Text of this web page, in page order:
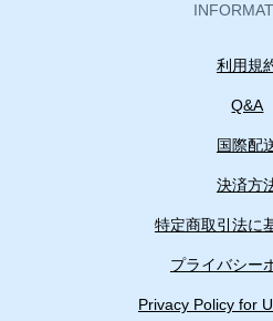
利用規
Q&A
国際配
決済方
特定商取引法に
プライバシー
Privacy Policy for